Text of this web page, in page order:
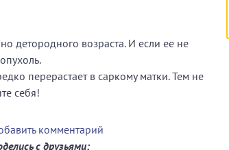
детородного возраста. И если ее не
перерастает в саркому матки. Тем не
себя!
комментарий
с друзьями: